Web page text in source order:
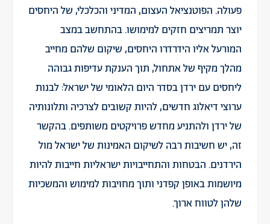
פעולה. הפוטנציאל העצום, המדיני והכלכלי, של היחסים
יוצר תמריצים חזקים למימושו. בהתחשב במצב
המורעל אליו הידרדרו היחסים, שיקום שלהם מחייב
מהלך מקיף של אתחול, תוך הענקת עדיפות גבוהה
ליחסים עם ירדן בסדר היום הלאומי של ישראל: לבנות
ערוצי דיאלוג חדשים, להיות קשובים לצרכיה ותלונותיה
של ירדן ולהתניע מחדש פרויקטים משותפים. בהקשר
זה, יש חשיבות רבה לשיקום האמינות של ישראל מול
הירדנים. הבטחות והתחייבויות ישראליות חייבות להיות
מיושמות באופן קפדני ותוך מחויבות למימוש והמשכיות
שלהן לטווח ארוך.